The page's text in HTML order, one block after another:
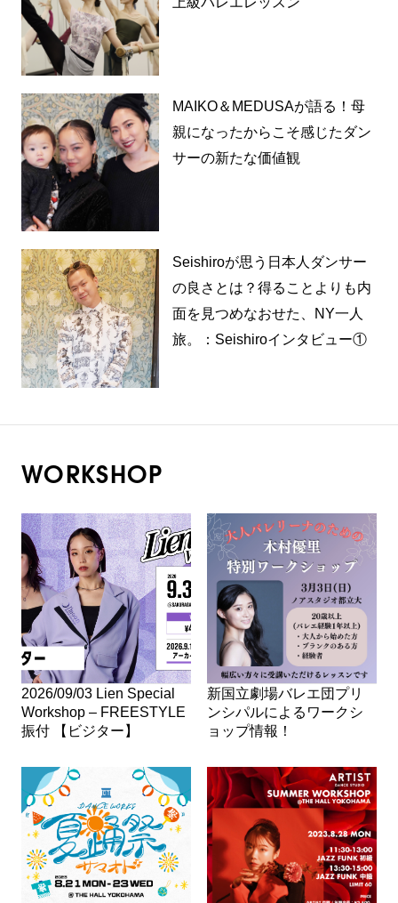
MAIKO＆MEDUSAが語る！母
親になったからこそ感じたダン
サーの新たな価値観
Seishiroが思う日本人ダンサー
の良さとは？得ることよりも内
面を見つめなおせた、NY一人
旅。：Seishiroインタビュー①
WORKSHOP
2026/09/03 Lien Special
Workshop – FREESTYLE
振付 【ビジター】
新国立劇場バレエ団プリ
ンシパルによるワークシ
ョップ情報！